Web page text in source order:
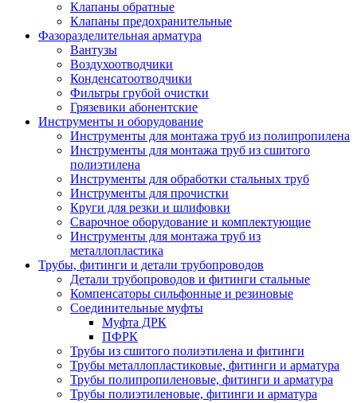
Клапаны обратные
Клапаны предохранительные
Фазоразделительная арматура
Вантузы
Воздухоотводчики
Конденсатоотводчики
Фильтры грубой очистки
Грязевики абонентские
Инструменты и оборудование
Инструменты для монтажа труб из полипропилена
Инструменты для монтажа труб из сшитого
полиэтилена
Инструменты для обработки стальных труб
Инструменты для прочистки
Круги для резки и шлифовки
Сварочное оборудование и комплектующие
Инструменты для монтажа труб из
металлопластика
Трубы, фитинги и детали трубопроводов
Детали трубопроводов и фитинги стальные
Компенсаторы сильфонные и резиновые
Соединительные муфты
Муфта ДРК
ПФРК
Трубы из сшитого полиэтилена и фитинги
Трубы металлопластиковые, фитинги и арматура
Трубы полипропиленовые, фитинги и арматура
Трубы полиэтиленовые, фитинги и арматура